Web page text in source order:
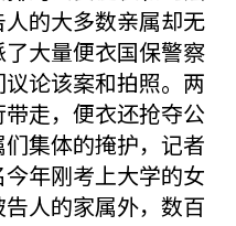
的大多数亲属却无
大量便衣国保警察
论该案和拍照。两
走，便衣还抢夺公
集体的掩护，记者
年刚考上大学的女
人的家属外，数百